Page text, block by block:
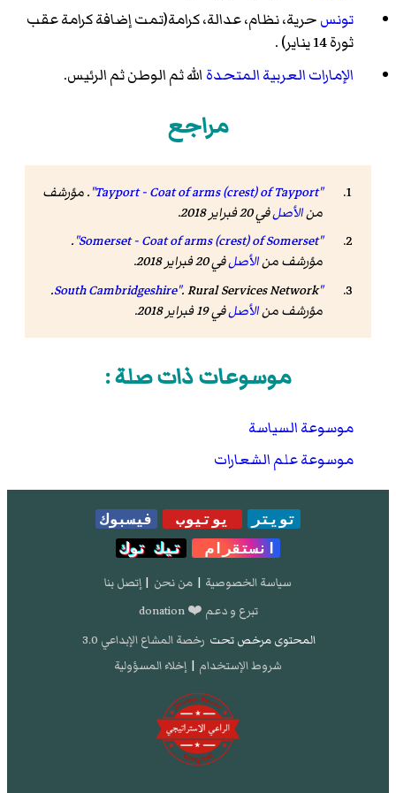
تونسحرية، نظام، عدالة، كرامة(تمت إضافة كرامة عقب
ثورة 14 يناير) .
الإمارات العربية المتحدة الله ثم الوطن ثم الرئيس.
مراجع
"Tayport - Coat of arms (crest) of Tayport"
. مؤرشف
منالأصلفي 20 فبراير 2018.
"Somerset - Coat of arms (crest) of Somerset"
.
مؤرشف منالأصلفي 20 فبراير 2018.
"South Cambridgeshire"
. Rural Services Network.
مؤرشف منالأصلفي 19 فبراير 2018 .
موسوعات ذات صلة :
موسوعة السياسة
موسوعة علم الشعارات
تويتر يوتيوب
فيسبوك
انستقرام
تيك توك
سياسة الخصوصية | من نحن | إتصل بنا
تبرع و دعم ❤️ donation
المحتوى مرخص تحت رخصة المشاع الإبداعي 3.0
شروط الإستخدام | إخلاء المسؤولية